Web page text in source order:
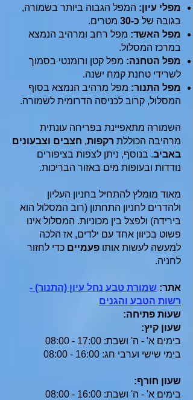
מפלי עיון: המפל הגבוה ביותר בשמורה,
בגובה של כ-30
מטרים.
מפל האשד: מפל רחב ומרהיב הנמצא
במרכז המסלול.
מפל הטחנה: מפל קטן ורומנטי בסמוך
לשרידי טחנת קמח ישנה.
מפל התנור: מפל מרהיב הנמצא בסוף
המסלול, קרוב לכניסה הדרומית לשמורה.
השמורה מתאפיינת בפריחה עונתית
מרהיבה הכוללת רקפות, חצבים וצבעונים
באביב. בנוסף, ניתן לצפות בציפורים
נודדות ובעופות מים באזור הבריכות.
מאוד מומלץ להתחיל בחניון העליון
ולהדרים לחניון התחתון (רוב המסלול הוא
בירידה) ולפצל בין מכוניות. המסלול אינו
פשוט בכיוון אחד עם ילדים, אז הלכה
למעשה לעשות אותו פעמיים כדי לחזור
לחניה.
אתר: שמורת טבע נחל עיון (התנור) -
רשות הטבע והגנים
שעות פתיחה:
שעון קיץ:
בימים א' - ה' ושבת: 17:00 - 08:00
בימי שישי וערבי חג: 16:00 - 08:00
שעון חורף:
בימים א' - ה' ושבת: 16:00 - 08:00